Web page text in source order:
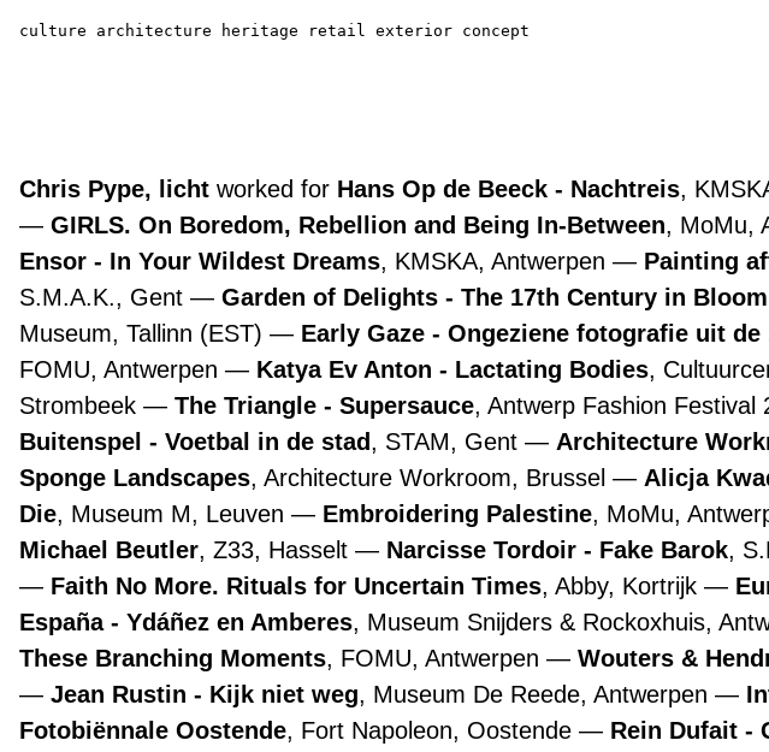
culture architecture heritage retail exterior concept
Chris Pype, licht worked for Hans Op de Beeck - Nachtreis,
GIRLS. On Boredom, Rebellion and Being In-Between, MoMu,
Ensor - In Your Wildest Dreams, KMSKA, Antwerpen Painting
S.M.A.K., Gent
Garden of Delights - The 17th Century in Bloom
Museum, Tallinn (EST)
Early Gaze - Ongeziene fotografie uit de
FOMU, Antwerpen
Katya Ev Anton - Lactating Bodies,
Strombeek
The Triangle - Supersauce, Antwerp Fashion Festival
Buitenspel - Voetbal in de stad, STAM, Gent
Architecture
Sponge Landscapes, Architecture Workroom, Brussel
Alicja
Die, Museum M, Leuven Embroidering Palestine, MoMu,
Michael Beutler, Z33, Hasselt Narcisse Tordoir - Fake Barok,
Faith No More. Rituals for Uncertain Times, Abby, Kortrijk
España - Ydáñez en Amberes, Museum Snijders & Rockoxhuis,
These Branching Moments, FOMU, Antwerpen Wouters &
Jean Rustin - Kijk niet weg, Museum De Reede, Antwerpen
Fotobiënnale Oostende, Fort Napoleon, Oostende
Rein Dufait -